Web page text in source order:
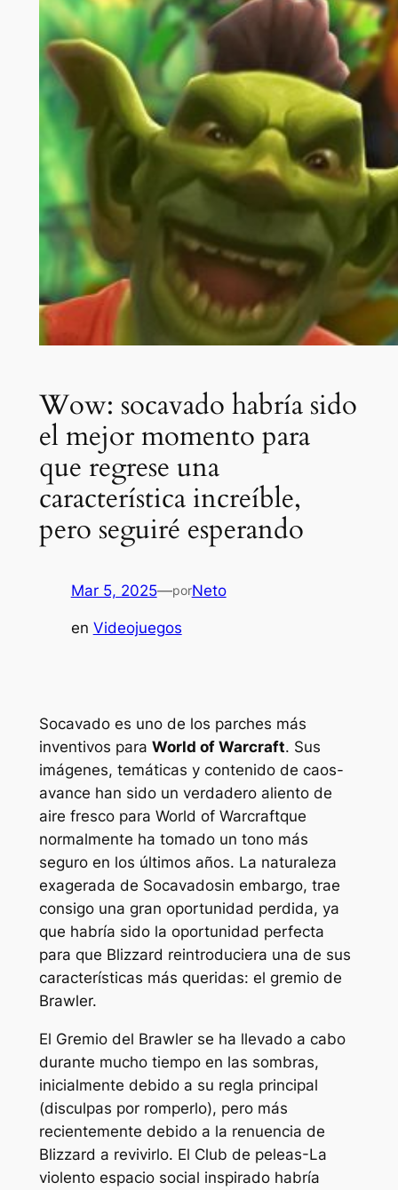
Wow: socavado habría sido
el mejor momento para
que regrese una
característica increíble,
pero seguiré esperando
Mar 5, 2025—porNeto
en Videojuegos
Socavadoes uno de los parches más
inventivos para World of Warcraft. Sus
imágenes, temáticas y contenido de caos-
avance han sido un verdadero aliento de
aire fresco para World of Warcraftque
normalmente ha tomado un tono más
seguro en los últimos años. La naturaleza
exagerada de Socavadosin embargo, trae
consigo una gran oportunidad perdida, ya
que habría sido la oportunidad perfecta
para que Blizzard reintroduciera una de sus
características más queridas: el gremio de
Brawler.
El Gremio del Brawler se ha llevado a cabo
durante mucho tiempo en las sombras,
inicialmente debido a su regla principal
(disculpas por romperlo), pero más
recientemente debido a la renuencia de
Blizzard a revivirlo. El Club de peleas-La
violento espacio social inspirado habría